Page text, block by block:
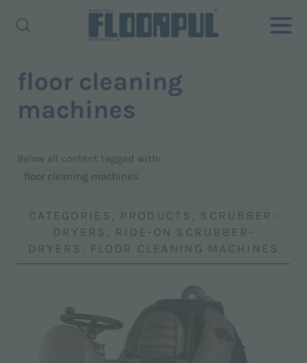
floor cleaning
machines
Below all content tagged with:
floor cleaning machines
CATEGORIES, PRODUCTS, SCRUBBER-
DRYERS, RIDE-ON SCRUBBER-
DRYERS: FLOOR CLEANING MACHINES